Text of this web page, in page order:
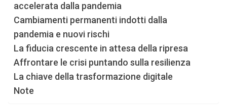
accelerata dalla pandemia
Cambiamenti permanenti indotti dalla
pandemia e nuovi rischi
La fiducia crescente in attesa della ripresa
Affrontare le crisi puntando sulla resilienza
La chiave della trasformazione digitale
Note